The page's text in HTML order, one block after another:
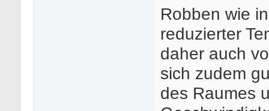
Robben wie
reduzierter
daher auch
sich zudem
des Raumes